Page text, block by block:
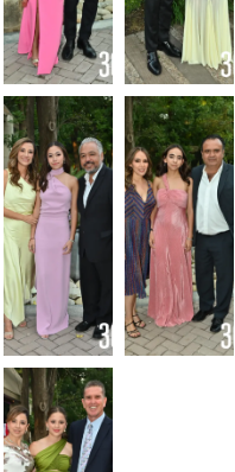
Foto:
Alejandro
Rodríguez
Foto:
Alejandro
Rodríguez
Foto:
Alejandro
Rodríguez